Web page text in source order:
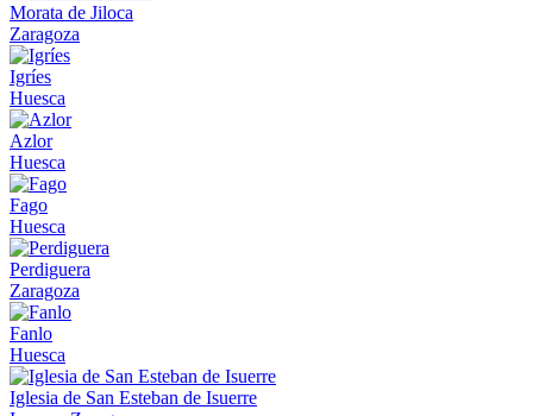
Morata de Jiloca
Zaragoza
Igríes
Huesca
Azlor
Huesca
Fago
Huesca
Perdiguera
Zaragoza
Fanlo
Huesca
Iglesia de San Esteban de Isuerre